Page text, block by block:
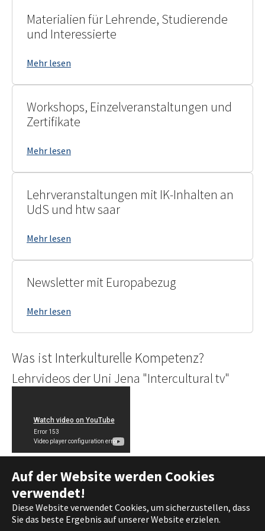
Auf der Website werden Cookies
verwendet!
Diese Website verwendet Cookies, um sicherzustellen, dass
Sie das beste Ergebnis auf unserer Website erzielen.
Materialien für Lehrende, Studierende
und Interessierte
Mehr lesen
Workshops, Einzelveranstaltungen und
Zertifikate
Mehr lesen
Lehrveranstaltungen mit IK-Inhalten an
UdS und htw saar
Mehr lesen
Newsletter mit Europabezug
Mehr lesen
Was ist Interkulturelle Kompetenz?
Lehrvideos der Uni Jena "Intercultural tv"
Deutsch
English
Français